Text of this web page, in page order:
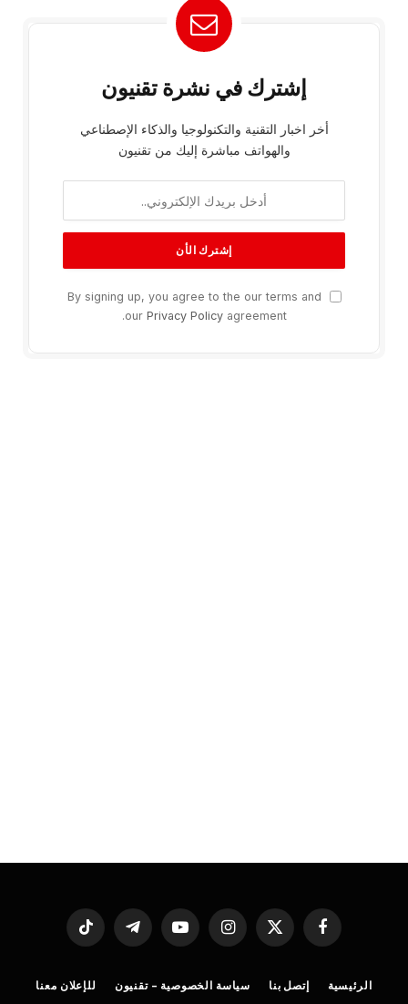
إشترك في نشرة تقنيون
أخر اخبار التقنية والتكنولوجيا والذكاء الإصطناعي
والهواتف مباشرة إليك من تقنيون
By signing up, you agree to the our terms and
our Privacy Policyagreement.
فيسبوك
X
الانستغراميوتيوب تيلقرام تيكتوك
الرئيسية إتصل بنا سياسة الخصوصية – تقنيون للإعلان معنا